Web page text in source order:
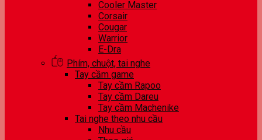
Cooler Master
Corsair
Cougar
Warrior
E-Dra
Phím, chuột, tai nghe
Tay cầm game
Tay cầm Rapoo
Tay cầm Dareu
Tay cầm Machenike
Tai nghe theo nhu cầu
Nhu cầu